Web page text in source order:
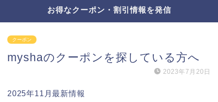
お得なクーポン・割引情報を発信
クーポン
myshaのクーポンを探している方へ
2023年7月20日
2025年11月最新情報